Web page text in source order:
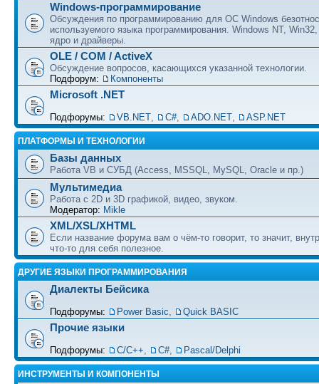
Windows-программирование
Обсуждения по программированию для ОС Windows
используемого языка программирования. Windows NT,
ядро и драйверы.
OLE / COM / ActiveX
Обсуждение вопросов, касающихся указанной технологии.
Подфорум:
Компоненты
Microsoft .NET
Подфорумы: VB.NET, C#, ADO.NET, ASP.NET
ПЛАТФОРМЫ И ТЕХНОЛОГИИ
Базы данных
Работа VB и СУБД (Access, MSSQL, MySQL, Oracle и пр.)
Мультимедиа
Работа с 2D и 3D графикой, видео, звуком.
Модератор: Mikle
XML/XSL/XHTML
Если название форума вам о чём-то говорит, то значит,
что-то для себя полезное.
ДРУГИЕ ЯЗЫКИ ПРОГРАММИРОВАНИЯ
Диалекты Бейсика
Подфорумы: Power Basic, Quick BASIC
Прочие языки
Подфорумы: С/С++, C#, Pascal/Delphi
ИНСТРУМЕНТЫ И КОМПОНЕНТЫ